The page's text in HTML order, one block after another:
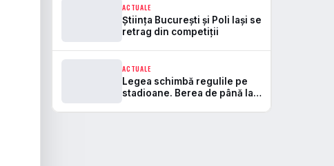
ACTUALE
Știința București și Poli Iași se
retrag din competiții
ACTUALE
Legea schimbă regulile pe
stadioane. Berea de până la